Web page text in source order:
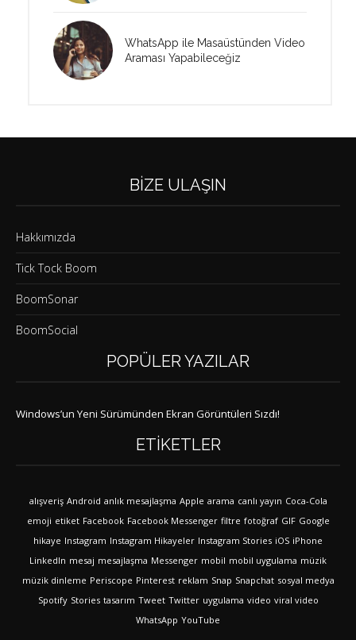
WhatsApp ile Masaüstünden Video
Araması Yapabileceğiz
BIZE ULAŞIN
Hakkımızda
Tick Tock Boom
BoomSonar
BoomSocial
POPÜLER YAZILAR
Windows’un Yeni Sürümünden Ekran Görüntüleri Sızdı!
ETIKETLER
alışveriş Android anlık mesajlaşma Apple arama canlı yayın Coca-Cola
emoji etiket Facebook Facebook Messenger filtre fotoğraf GIF Google
hikaye Instagram Instagram Hikayeler Instagram Stories iOS iPhone
LinkedIn mesaj mesajlaşma Messenger mobil mobil uygulama müzik
müzik dinleme Periscope Pinterest reklam Snap Snapchat sosyal medya
Spotify Stories tasarım Tweet Twitter uygulama video viral video
WhatsApp YouTube